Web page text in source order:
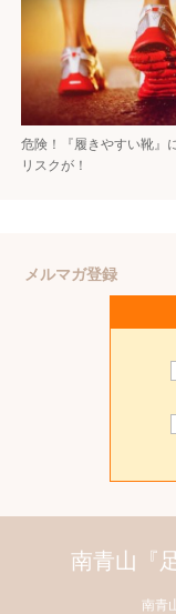
危険！『履きやすい靴』
リスクが！
メルマガ登録
南青山『
南青